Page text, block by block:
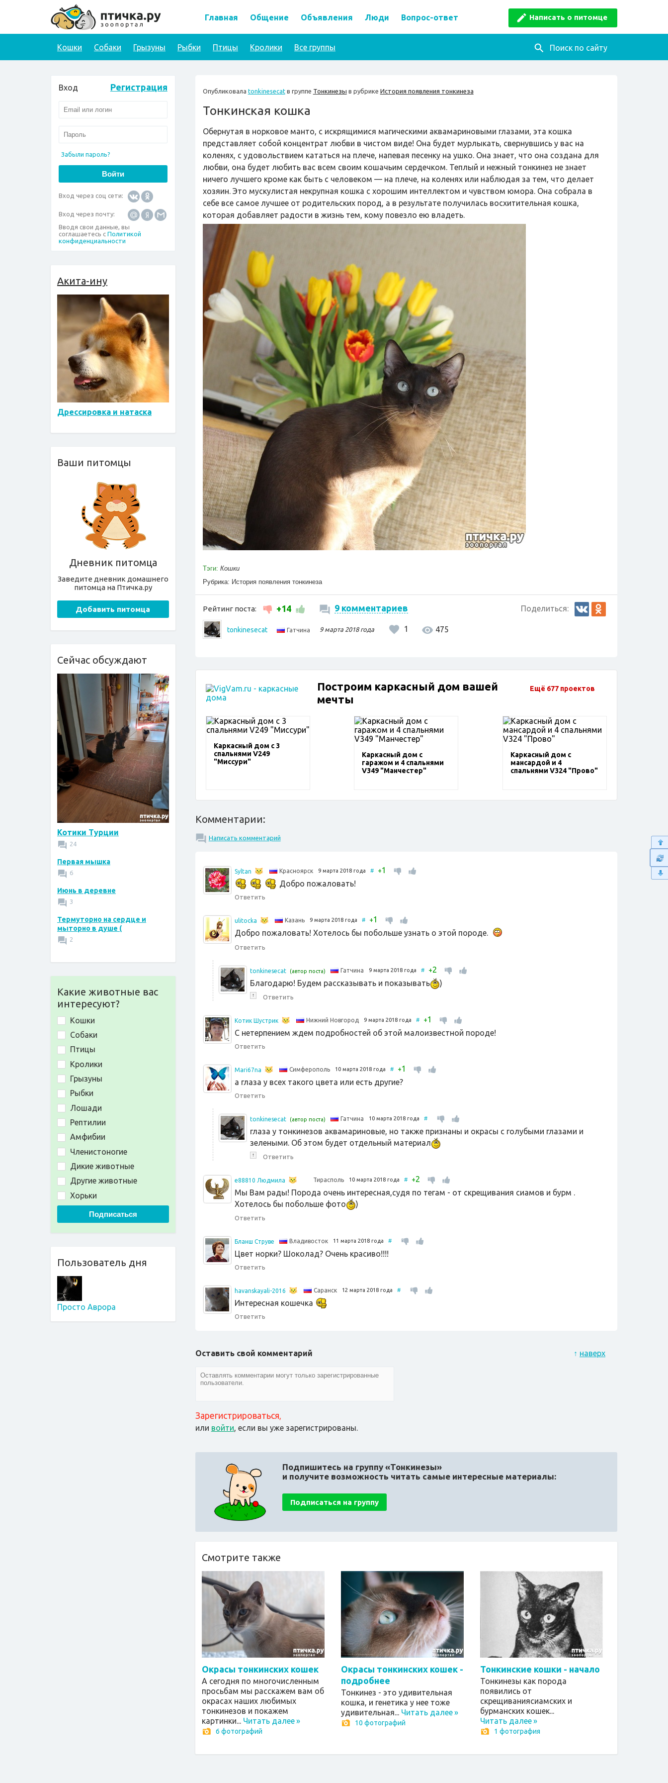
Написать о питомце
Главная Общение Объявления Люди Вопрос-ответ
Поиск по сайту
Кошки Собаки Грызуны Рыбки Птицы Кролики Все группы
Вход Регистрация
Забыли пароль?
Вход через соц сети:
Вход через почту:
Вводя свои данные, вы
соглашаетесь с Политикой
конфиденциальности
Акита-ину
Дрессировка и натаска
Ваши питомцы
Дневник питомца
Заведите дневник домашнего
питомца на Птичка.ру
Добавить питомца
Сейчас обсуждают
Котики Турции
24
Первая мышка
6
Июнь в деревне
3
Термуторно на сердце и
мыторно в душе (
2
Какие животные вас
интересуют?
Кошки
Собаки
Птицы
Кролики
Грызуны
Рыбки
Лошади
Рептилии
Амфибии
Членистоногие
Дикие животные
Другие животные
Хорьки
Подписаться
Пользователь дня
Просто Аврора
Опубликовала tonkinesecatв группе Тонкинезы в рубрике История появления тонкинеза
Тонкинская кошка
Обернутая в норковое манто, с искрящимися магическими аквамариновыми глазами, эта кошка
представляет собой концентрат любви в чистом виде! Она будет мурлыкать, свернувшись у вас на
коленях, с удовольствием кататься на плече, напевая песенку на ушко. Она знает, что она создана для
любви, она будет любить вас всем своим кошачьим сердечком. Теплый и нежный тонкинез не знает
ничего лучшего кроме как быть с человеком — на плече, на коленях или наблюдая за тем, что делает
хозяин. Это мускулистая некрупная кошка с хорошим интеллектом и чувством юмора. Она собрала в
себе все самое лучшее от родительских пород, а в результате получилась восхитительная кошка,
которая добавляет радости в жизнь тем, кому повезло ею владеть.
Тэги: Кошки
Рубрика: История появления тонкинеза
Рейтинг поста: +14 9 комментариев
tonkinesecat Гатчина 9 марта 2018 года 1 475
Поделиться:
Построим каркасный дом вашей
мечты
Ещё 677 проектов
Каркасный дом с 3
спальнями V249
"Миссури"
Каркасный дом с
гаражом и 4 спальнями
V349 "Манчестер"
Каркасный дом с
мансардой и 4
спальнями V324 "Прово"
Комментарии:
Написать комментарий
Syltan Красноярск 9 марта 2018 года # +1
Добро пожаловать!
Ответить
ulitocka Казань 9 марта 2018 года # +1
Добро пожаловать! Хотелось бы побольше узнать о этой породе.
Ответить
tonkinesecat (автор поста) Гатчина 9 марта 2018 года # +2
Благодарю! Будем рассказывать и показывать
)
↑ Ответить
Котик Шустрик Нижний Новгород 9 марта 2018 года # +1
С нетерпением ждем подробностей об этой малоизвестной породе!
Ответить
Mari67na Симферополь 10 марта 2018 года # +1
а глаза у всех такого цвета или есть другие?
Ответить
tonkinesecat (автор поста) Гатчина 10 марта 2018 года #
глаза у тонкинезов аквамариновые, но также признаны и окрасы с голубыми глазами и
зелеными. Об этом будет отдельный материал
↑ Ответить
e88810 Людмила Тирасполь 10 марта 2018 года # +2
Мы Вам рады! Порода очень интересная,судя по тегам - от скрещивания сиамов и бурм .
Хотелось бы побольше фото
)
Ответить
Бланш Струве Владивосток 11 марта 2018 года #
Цвет норки? Шоколад? Очень красиво!!!!
Ответить
havanskayali-2016 Саранск 12 марта 2018 года #
Интересная кошечка
Ответить
↑ наверх
Оставить свой комментарий
Зарегистрироваться,
или войти, если вы уже зарегистрированы.
Подпишитесь на группу «Тонкинезы»
и получите возможность читать самые интересные материалы:
Подписаться на группу
Смотрите также
Окрасы тонкинских кошек
А сегодня по многочисленным
просьбам мы расскажем вам об
окрасах наших любимых
тонкинезов и покажем
картинки... Читать далее»
6 фотографий
Окрасы тонкинских кошек -
подробнее
Тонкинез - это удивительная
кошка, и генетика у нее тоже
удивительная... Читать далее»
10 фотографий
Тонкинские кошки - начало
Тонкинезы как порода
появились от
скрещиваниясиамских и
бурманских кошек...
Читать далее»
1 фотография